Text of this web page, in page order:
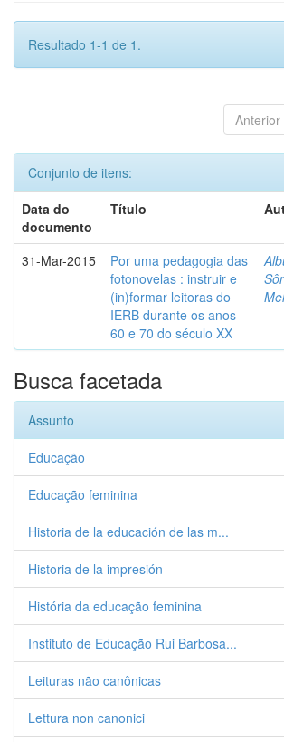
Resultado 1-1 de 1.
Anterior
Conjunto de itens:
Data do
documento
Título
31-Mar-2015
Por uma pedagogia das
fotonovelas : instruir e
(in)formar leitoras do
IERB durante os anos
60 e 70 do século XX
Busca facetada
Assunto
Educação
Educação feminina
Historia de la educación de las m...
Historia de la impresión
História da educação feminina
Instituto de Educação Rui Barbosa...
Leituras não canônicas
Lettura non canonici